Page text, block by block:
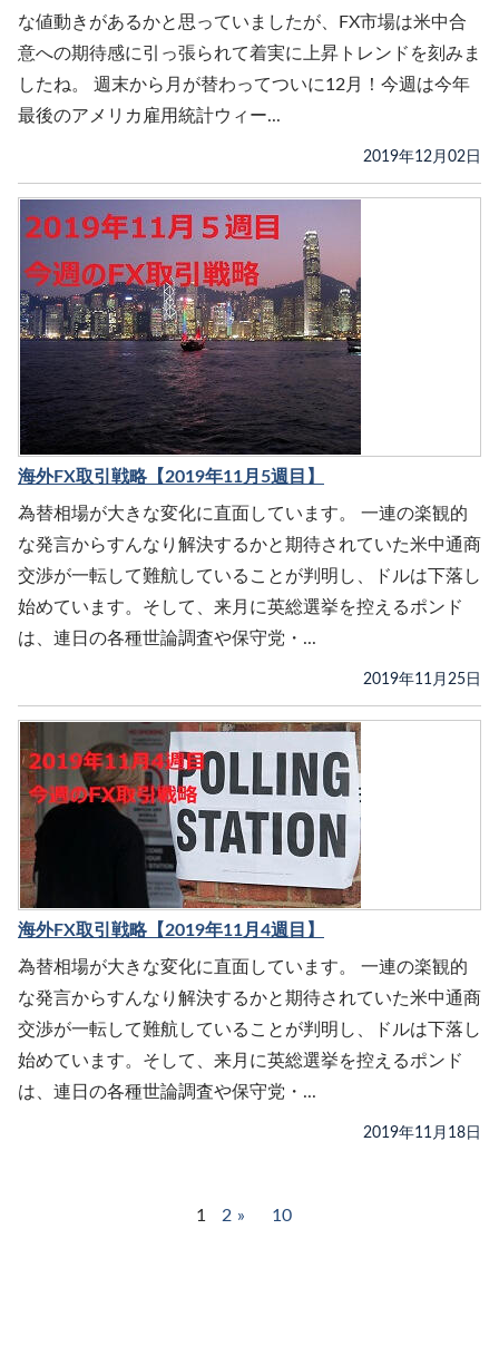
な値動きがあるかと思っていましたが、FX市場は米中合
意への期待感に引っ張られて着実に上昇トレンドを刻みま
したね。 週末から月が替わってついに12月！今週は今年
最後のアメリカ雇用統計ウィー...
2019年12月02日
海外FX取引戦略【2019年11月5週目】
為替相場が大きな変化に直面しています。 一連の楽観的
な発言からすんなり解決するかと期待されていた米中通商
交渉が一転して難航していることが判明し、ドルは下落し
始めています。そして、来月に英総選挙を控えるポンド
は、連日の各種世論調査や保守党・...
2019年11月25日
海外FX取引戦略【2019年11月4週目】
為替相場が大きな変化に直面しています。 一連の楽観的
な発言からすんなり解決するかと期待されていた米中通商
交渉が一転して難航していることが判明し、ドルは下落し
始めています。そして、来月に英総選挙を控えるポンド
は、連日の各種世論調査や保守党・...
2019年11月18日
1 2 10